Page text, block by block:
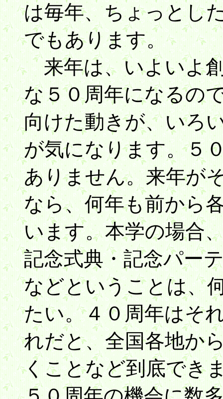
は毎年、ちょっとし
でもあります。
来年は、いよいよ
な５０周年になるの
向けた動きが、いろ
が気になります。５
ありません。来年が
なら、何年も前から
います。本学の場合
記念式典・記念パー
などということは、
たい。４０周年はそ
れだと、全国各地か
くことなど到底でき